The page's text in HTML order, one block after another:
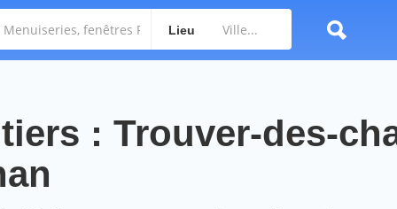
Lieu
: Trouver-des-